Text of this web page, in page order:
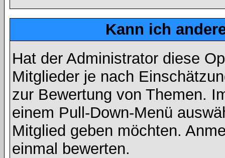
Kann ich
Hat der Administrator diese
Mitglieder je nach
zur Bewertung von Themen.
einem Pull-Down-Menü
Mitglied geben möchten.
einmal bewerten.